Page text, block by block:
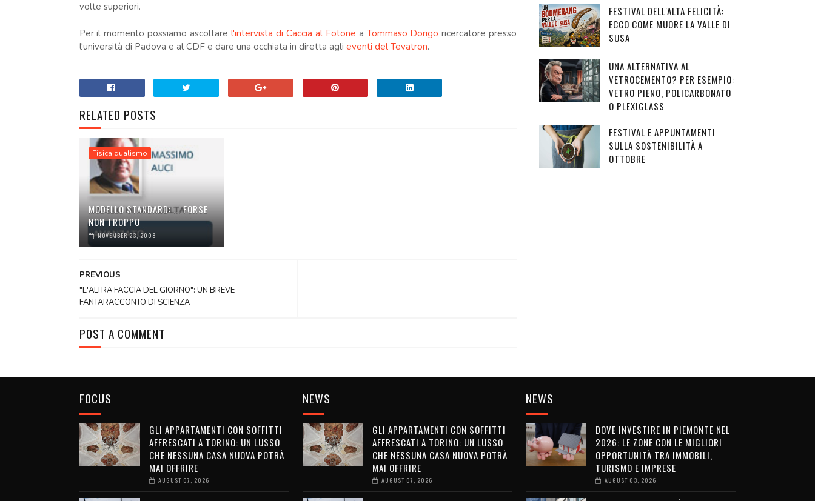
volte superiori.
Per il momento possiamo ascoltarel'intervista di Caccia al Fotone a Tommaso Dorigoricercatore presso
l'università di Padova e al CDF e dare una occhiata in diretta agli eventi del Tevatron.
RELATED POSTS
Fisica dualismo
MODELLO STANDARD: ... FORSE
NON TROPPO
NOVEMBER 23, 2008
PREVIOUS
"L'ALTRA FACCIA DEL GIORNO": UN BREVE
FANTARACCONTO DI SCIENZA
POST A COMMENT
FESTIVAL DELL'ALTA FELICITÀ:
ECCO COME MUORE LA VALLE DI
SUSA
UNA ALTERNATIVA AL
VETROCEMENTO? PER ESEMPIO:
VETRO PIENO, POLICARBONATO
O PLEXIGLASS
FESTIVAL E APPUNTAMENTI
SULLA SOSTENIBILITÀ A
OTTOBRE
FOCUS
GLI APPARTAMENTI CON SOFFITTI
AFFRESCATI A TORINO: UN LUSSO
CHE NESSUNA CASA NUOVA POTRÀ
MAI OFFRIRE
AUGUST 07, 2026
NEWS
GLI APPARTAMENTI CON SOFFITTI
AFFRESCATI A TORINO: UN LUSSO
CHE NESSUNA CASA NUOVA POTRÀ
MAI OFFRIRE
AUGUST 07, 2026
NEWS
DOVE INVESTIRE IN PIEMONTE NEL
2026: LE ZONE CON LE MIGLIORI
OPPORTUNITÀ TRA IMMOBILI,
TURISMO E IMPRESE
AUGUST 03, 2026